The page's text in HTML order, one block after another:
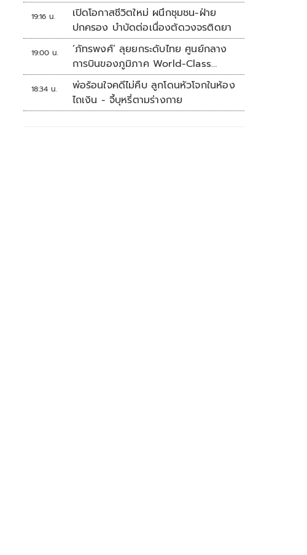
19:16 น.
เปิดโอกาสชีวิตใหม่ ผนึกชุมชน-ฝ่าย
ปกครอง บำบัดต่อเนื่องตัดวงจรติดยา
19:00 น.
‘ภัทรพงศ์’ ลุยยกระดับไทย ศูนย์กลาง
การบินของภูมิภาค World-Class
Aviation Hub | ห้องข่าวไทยโพสต์สุด
สัปดาห์
18:34 น.
พ่อร้อนใจคดีไม่คืบ ลูกโดนหัวโจกในห้อง
ไถเงิน - จี้บุหรี่ตามร่างกาย